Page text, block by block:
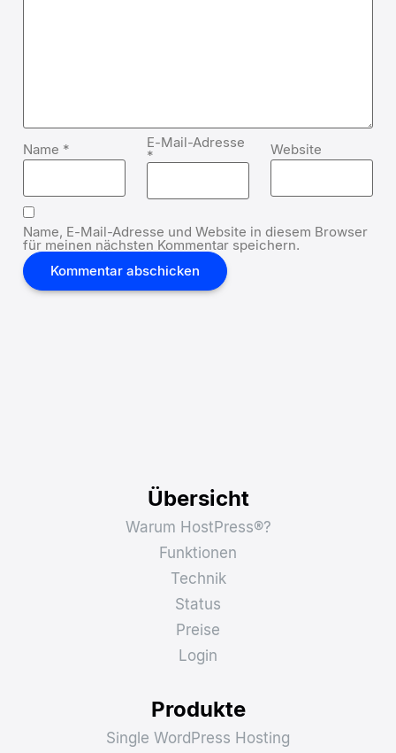
Name * E-Mail-Adresse
* Website
Name, E-Mail-Adresse und Website in diesem Browser
für meinen nächsten Kommentar speichern.
Übersicht
Warum HostPress®?
Funktionen
Technik
Status
Preise
Login
Produkte
Single WordPress Hosting